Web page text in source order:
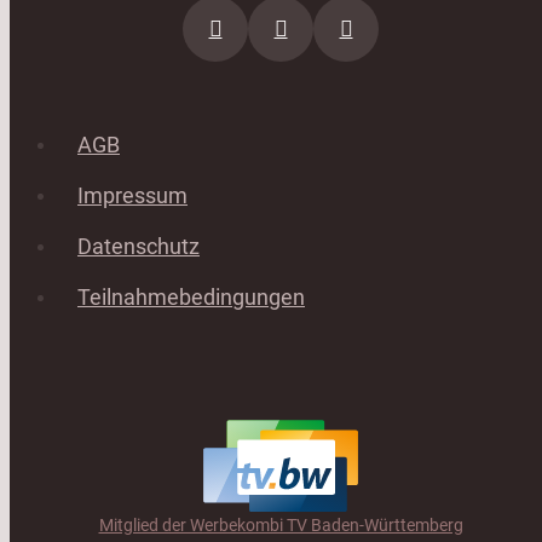
AGB
Impressum
Datenschutz
Teilnahmebedingungen
Mitglied der Werbekombi TV Baden-Württemberg